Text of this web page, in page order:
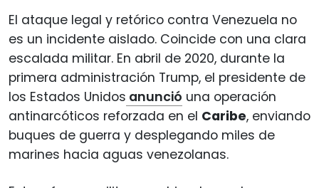
El ataque legal y retórico contra Venezuela no
es un incidente aislado. Coincide con una clara
escalada militar. En abril de 2020, durante la
primera administración Trump, el presidente de
los Estados Unidos anunció una operación
antinarcóticos reforzada en el Caribe, enviando
buques de guerra y desplegando miles de
marines hacia aguas venezolanas.